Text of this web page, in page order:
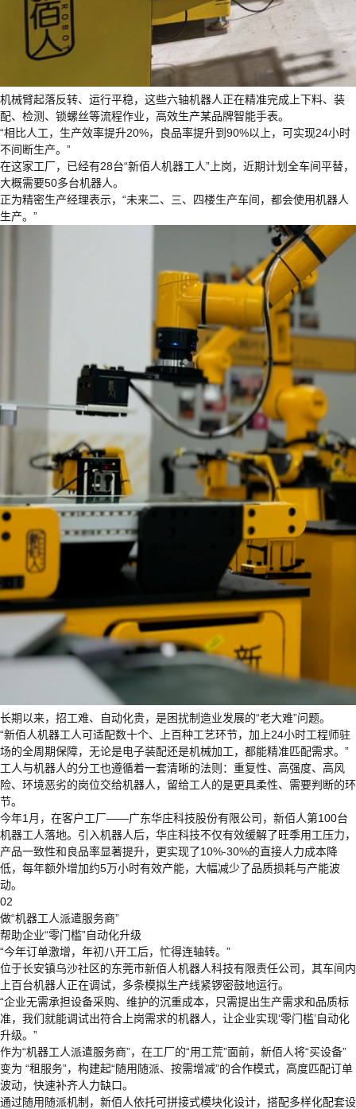
机械臂起落反转、运行平稳，这些六轴机器人正在精准完成上下料、装
配、检测、锁螺丝等流程作业，高效生产某品牌智能手表。
“相比人工，生产效率提升20%，良品率提升到90%以上，可实现24小时
不间断生产。”
在这家工厂，已经有28台“新佰人机器工人”上岗，近期计划全车间平替，
大概需要50多台机器人。
正为精密生产经理表示，“未来二、三、四楼生产车间，都会使用机器人
生产。”
长期以来，招工难、自动化贵，是困扰制造业发展的“老大难”问题。
“新佰人机器工人可适配数十个、上百种工艺环节，加上24小时工程师驻
场的全周期保障，无论是电子装配还是机械加工，都能精准匹配需求。”
工人与机器人的分工也遵循着一套清晰的法则：重复性、高强度、高风
险、环境恶劣的岗位交给机器人，留给工人的是更具柔性、需要判断的环
节。
今年1月，在客户工厂——广东华庄科技股份有限公司，新佰人第100台
机器工人落地。引入机器人后，华庄科技不仅有效缓解了旺季用工压力，
产品一致性和良品率显著提升，更实现了10%-30%的直接人力成本降
低，每年额外增加约5万小时有效产能，大幅减少了品质损耗与产能波
动。
02
做“机器工人派遣服务商”
帮助企业“零门槛”自动化升级
“今年订单激增，年初八开工后，忙得连轴转。”
位于长安镇乌沙社区的东莞市新佰人机器人科技有限责任公司，其车间内
上百台机器人正在调试，多条模拟生产线紧锣密鼓地运行。
“企业无需承担设备采购、维护的沉重成本，只需提出生产需求和品质标
准，我们就能调试出符合上岗需求的机器人，让企业实现‘零门槛’自动化
升级。”
作为“机器工人派遣服务商”，在工厂的“用工荒”面前，新佰人将“买设备”
变为 “租服务”，构建起“随用随派、按需增减”的合作模式，高度匹配订单
波动，快速补齐人力缺口。
通过随用随派机制，新佰人依托可拼接式模块化设计，搭配多样化配套设